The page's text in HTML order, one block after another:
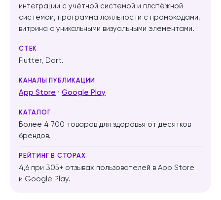
интеграции с учётной системой и платёжной
системой, программа лояльности с промокодами,
витрина с уникальными визуальными элементами.
СТЕК
Flutter, Dart.
КАНАЛЫ ПУБЛИКАЦИИ
App Store · Google Play
КАТАЛОГ
Более 4 700 товаров для здоровья от десятков
брендов.
РЕЙТИНГ В СТОРАХ
4,6 при 305+ отзывах пользователей в App Store
и Google Play.